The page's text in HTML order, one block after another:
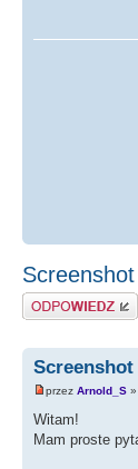
Odpowiedz
przez Arnold_S
Witam!
Mam proste